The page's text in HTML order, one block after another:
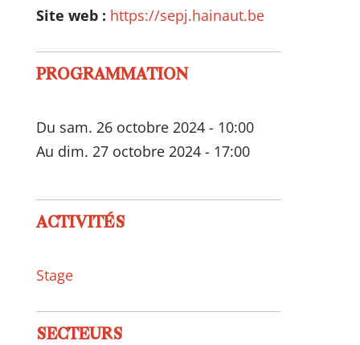
Site web : https://sepj.hainaut.be
PROGRAMMATION
Du sam. 26 octobre 2024 - 10:00
Au dim. 27 octobre 2024 - 17:00
ACTIVITÉS
Stage
SECTEURS